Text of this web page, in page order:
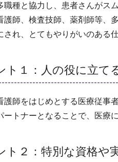
職種と協力し、患者さんがス
護師、検査技師、薬剤師等、
され、とてもやりがいのある
ト１：人の役に立て
護師をはじめとする医療従事
ートナーとなることで、医療
ト２：特別な資格や